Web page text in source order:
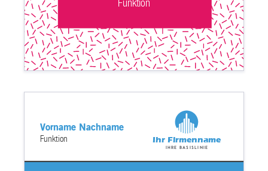
Funktion
Funktion
Vorname Nachname
Ihr Firmenname
Ihre Basislinie